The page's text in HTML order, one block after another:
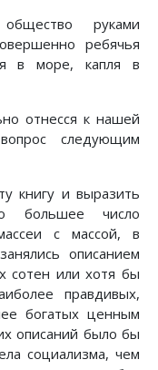
общество руками
ребячья
в море, капля в
отнесся к нашей
следующим
книгу и выразить
большее число
с массой, в
описанием
сотен или хотя бы
правдивых,
богатых ценным
описаний было бы
социализма, чем